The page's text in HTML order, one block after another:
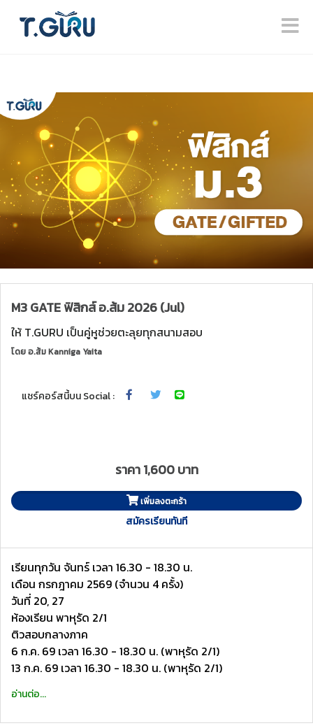
M3 GATE ฟิสิกส์ อ.ส้ม 2026 (Jul)
ให้ T.GURU เป็นคู่หูช่วยตะลุยทุกสนามสอบ
โดยอ.ส้ม Kanniga Yaita
แชร์คอร์สนี้บน Social :
ราคา 1,600 บาท
เพิ่มลงตะกร้า
สมัครเรียนทันที
เรียนทุกวัน จันทร์ เวลา 16.30 - 18.30 น.
เดือน กรกฎาคม 2569 (จำนวน 4 ครั้ง)
วันที่ 20, 27
ห้องเรียน พาหุรัด 2/1
ติวสอบกลางภาค
6 ก.ค. 69 เวลา 16.30 - 18.30 น. (พาหุรัด 2/1)
13 ก.ค. 69 เวลา 16.30 - 18.30 น. (พาหุรัด 2/1)
อ่านต่อ...